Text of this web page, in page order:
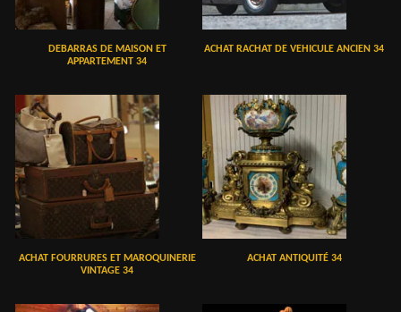
DEBARRAS DE MAISON ET
APPARTEMENT 34
ACHAT RACHAT DE VEHICULE ANCIEN 34
ACHAT FOURRURES ET MAROQUINERIE
VINTAGE 34
ACHAT ANTIQUITÉ 34